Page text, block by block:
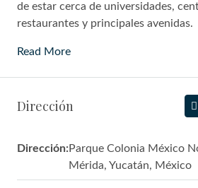
de estar cerca de universidades,
restaurantes y principales avenidas.
Read More
Dirección
Dirección:Parque Colonia México
Mérida, Yucatán, México